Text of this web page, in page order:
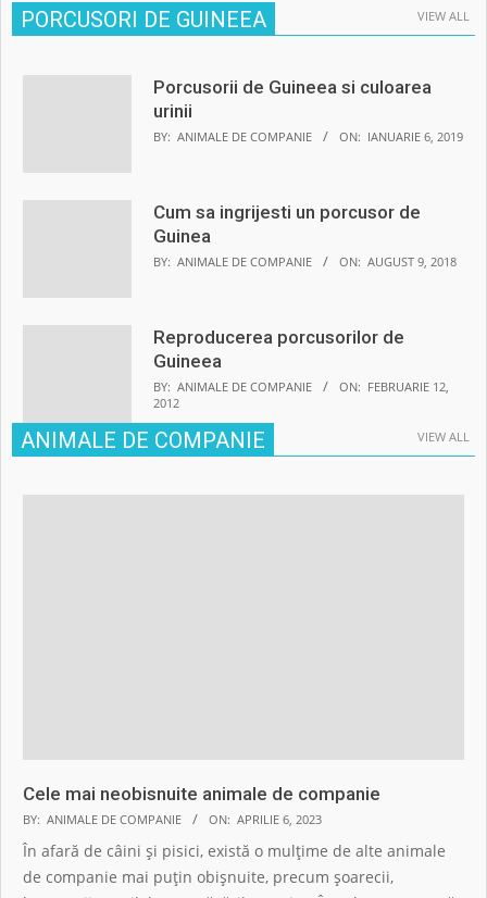
PORCUSORI DE GUINEEA VIEW ALL
Porcusorii de Guineea si culoarea
urinii
BY: ANIMALE DE COMPANIE ON: IANUARIE 6, 2019
Cum sa ingrijesti un porcusor de
Guinea
BY: ANIMALE DE COMPANIE ON: AUGUST 9, 2018
Reproducerea porcusorilor de
Guineea
BY: ANIMALE DE COMPANIE ON: FEBRUARIE 12,
2012
ANIMALE DE COMPANIE VIEW ALL
Cele mai neobisnuite animale de companie
BY: ANIMALE DE COMPANIE ON: APRILIE 6, 2023
În afară de câini și pisici, există o mulțime de alte animale
de companie mai puțin obișnuite, precum șoarecii,